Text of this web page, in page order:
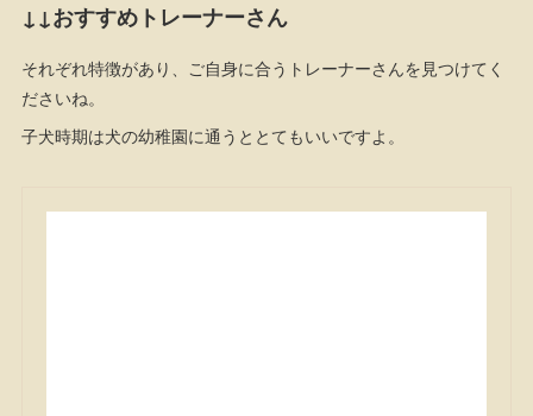
↓↓おすすめトレーナーさん
それぞれ特徴があり、ご自身に合うトレーナーさんを見つけてく
ださいね。
子犬時期は犬の幼稚園に通うととてもいいですよ。